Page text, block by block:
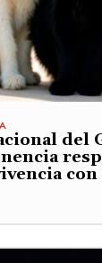
del